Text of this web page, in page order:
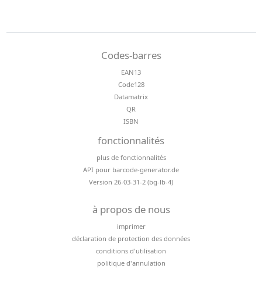
Codes-barres
EAN13
Code128
Datamatrix
QR
ISBN
fonctionnalités
plus de fonctionnalités
API pour barcode-generator.de
Version 26-03-31-2 (bg-lb-4)
à propos de nous
imprimer
déclaration de protection des données
conditions d'utilisation
politique d'annulation